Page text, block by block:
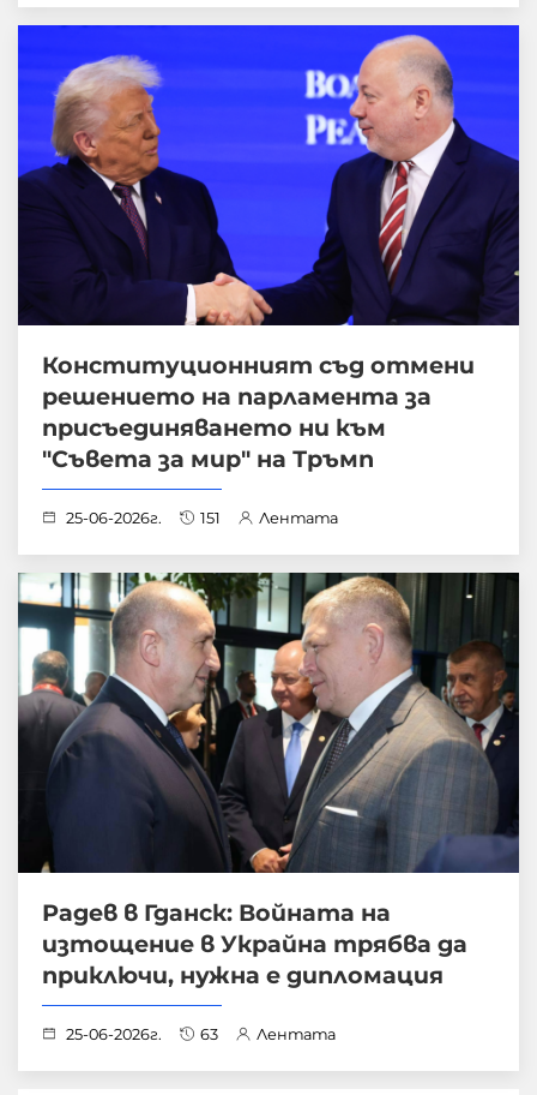
Конституционният съд отмени
решението на парламента за
присъединяването ни към
"Съвета за мир" на Тръмп
25-06-2026г. 151 Лентата
Радев в Гданск: Войната на
изтощение в Украйна трябва да
приключи, нужна е дипломация
25-06-2026г. 63 Лентата